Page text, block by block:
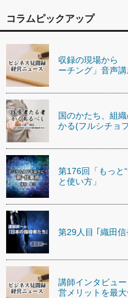
コラムピックアップ
収録の現場から
ーチング」音声講
国のかたち、組
かる(フルシチョ
第176回「もっと
と使い方」
第29人目 ｢織田信
講師インタビュ
営メリットを最